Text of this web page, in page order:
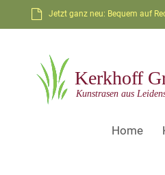
Jetzt ganz neu: Bequem auf
Home